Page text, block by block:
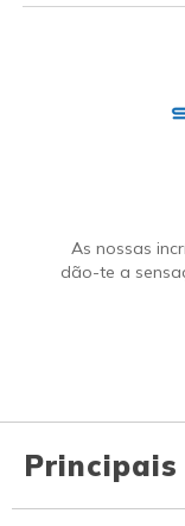
As nossas
dão-te a